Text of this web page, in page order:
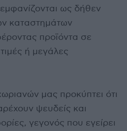
ως δήθεν
καταστημάτων
προϊόντα σε
ή μεγάλες
μας προκύπτει ότι
ψευδείς και
γεγονός που εγείρει